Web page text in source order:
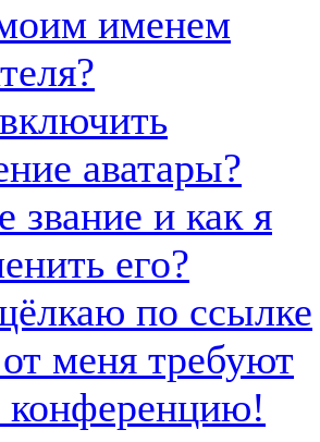
именем
аватары?
звание и как я
его?
по ссылке
меня требуют
конференцию!